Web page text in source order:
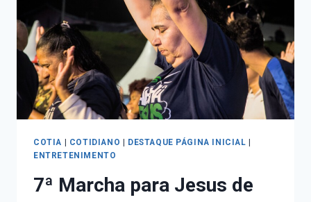
COTIA COTIDIANO DESTAQUE PÁGINA INICIAL
ENTRETENIMENTO
7ª Marcha para Jesus de